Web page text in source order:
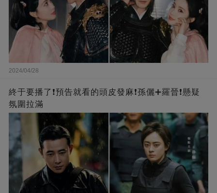
2024/04/28
終于要播了❗️預告就看的頭皮發麻❗️孫儷➕羅晉❗懸疑
氛圍拉滿